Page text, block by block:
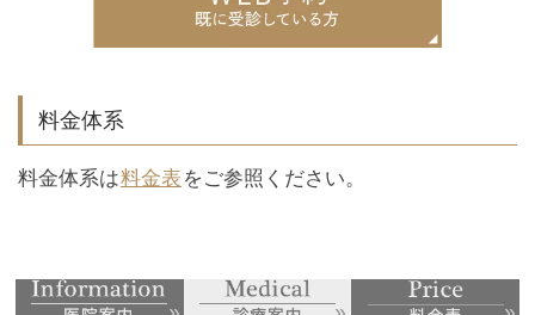
料金体系
料金体系は料金表 をご参照ください。